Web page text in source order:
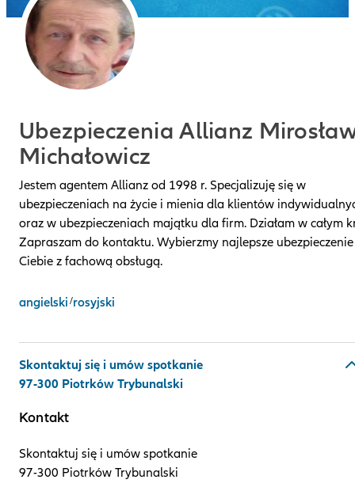
Ubezpieczenia Allianz
Michałowicz
Jestem agentem Allianz od 1998 r. Specjalizuję się w
ubezpieczeniach na życie i mienia dla klientów
oraz w ubezpieczeniach majątku dla firm. Działam w całym
Zapraszam do kontaktu. Wybierzmy najlepsze
Ciebie z fachową obsługą.
angielski /rosyjski
Skontaktuj się i umów spotkanie
97-300 Piotrków Trybunalski
Kontakt
Skontaktuj się i umów spotkanie
97-300 Piotrków Trybunalski